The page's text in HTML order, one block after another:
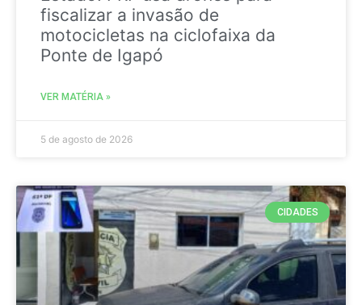
fiscalizar a invasão de
motocicletas na ciclofaixa da
Ponte de Igapó
VER MATÉRIA »
5 de agosto de 2026
CIDADES